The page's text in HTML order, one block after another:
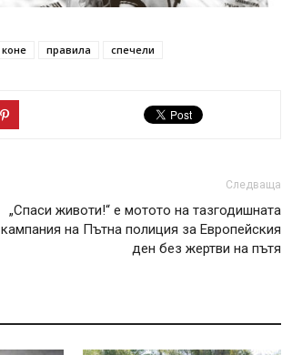
коне правила спечели
Следваща
„Спаси животи!“ е мотото на тазгодишната
кампания на Пътна полиция за Европейския
ден без жертви на пътя